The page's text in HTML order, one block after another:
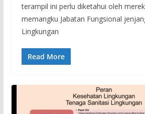
terampil ini perlu diketahui oleh
memangku Jabatan Fungsional
Lingkungan
Read More